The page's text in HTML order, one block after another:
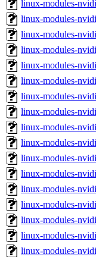
linux-modules-
linux-modules-
linux-modules-
linux-modules-
linux-modules-
linux-modules-
linux-modules-
linux-modules-
linux-modules-
linux-modules-
linux-modules-
linux-modules-
linux-modules-
linux-modules-
linux-modules-
linux-modules-
linux-modules-